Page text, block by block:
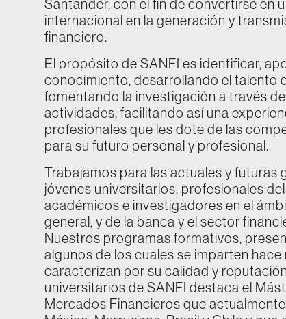
Santander, con el fin de convertirse en
internacional en la generación y
financiero.
El propósito de SANFI es identificar,
conocimiento, desarrollando el talento
fomentando la investigación a través
actividades, facilitando así una
profesionales que les dote de las
para su futuro personal y profesional.
Trabajamos para las actuales y futuras
jóvenes universitarios, profesionales
académicos e investigadores en el
general, y de la banca y el sector
Nuestros programas formativos,
algunos de los cuales se imparten hace
caracterizan por su calidad y
universitarios de SANFI destaca el
Mercados Financieros que